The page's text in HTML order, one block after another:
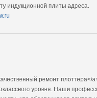
индукционной плиты адреса.
ремонт
уровня. Наши